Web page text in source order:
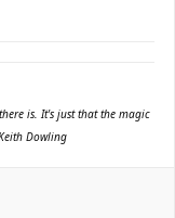
is. It's just that the magic
Dowling